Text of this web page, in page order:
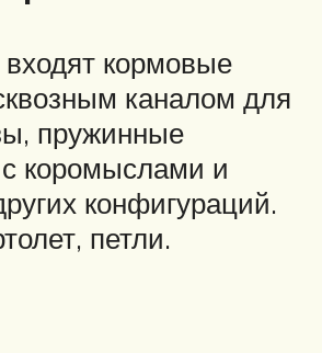
входят кормовые
каналом для
пружинные
коромыслами и
конфигураций.
петли.